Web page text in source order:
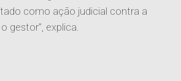
como ação judicial contra a
gestor”, explica.